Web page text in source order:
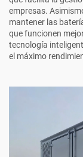
empresas.
mantener las
que funcionen
tecnología
el máximo